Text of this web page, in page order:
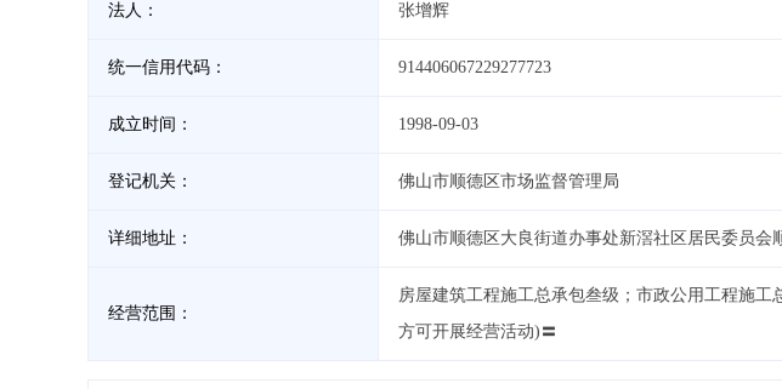
法人： 张增辉
统一信用代码： 914406067229277723
成立时间： 1998-09-03
登记机关： 佛山市顺德区市场监督管理局
详细地址： 佛山市顺德区大良街道办事处新滘社区居民委员会
经营范围：
房屋建筑工程施工总承包叁级；市政公用工程施
方可开展经营活动)〓